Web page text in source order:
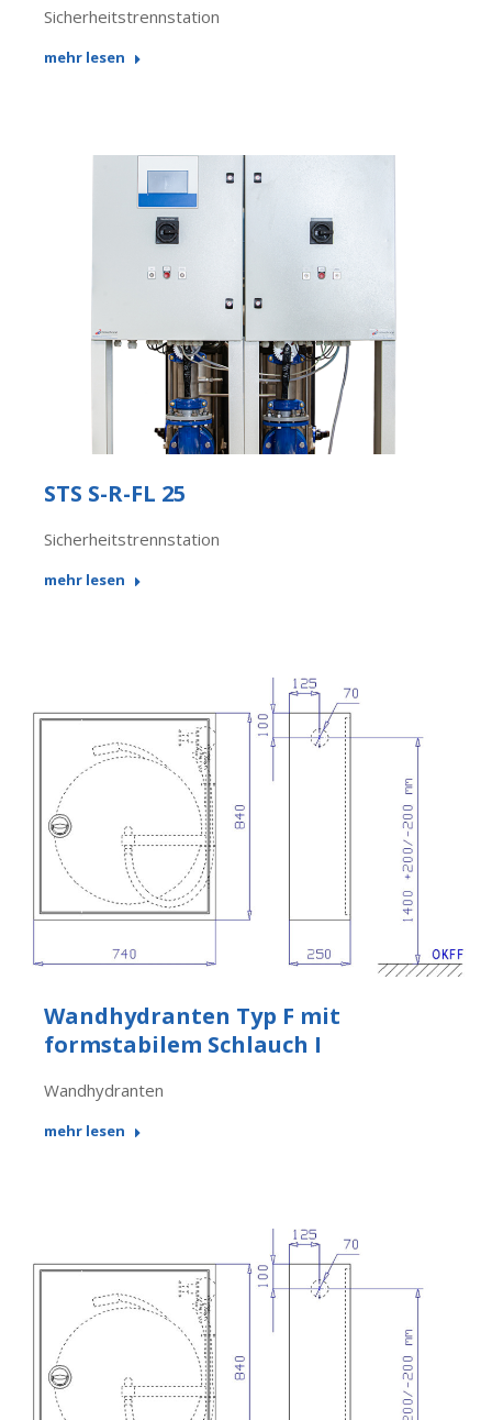
Sicherheitstrennstation
mehr lesen
STS S-R-FL 25
Sicherheitstrennstation
mehr lesen
Wandhydranten Typ F mit
formstabilem Schlauch I
Wandhydranten
mehr lesen